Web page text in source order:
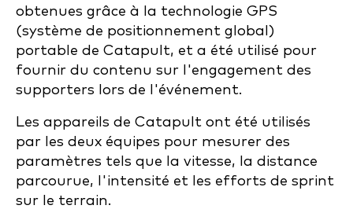
obtenues grâce à la technologie GPS
(système de positionnement global)
portable de Catapult, et a été utilisé pour
fournir du contenu sur l'engagement des
supporters lors de l'événement.
Les appareils de Catapult ont été utilisés
par les deux équipes pour mesurer des
paramètres tels que la vitesse, la distance
parcourue, l'intensité et les efforts de sprint
sur le terrain.